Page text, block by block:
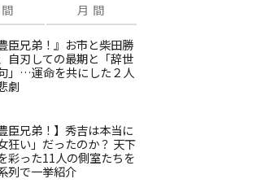
月 間
臣兄弟！』お市と柴田勝
自刃しての最期と「辞世
」…運命を共にした２人
劇
豊臣兄弟！】秀吉は本当に
女狂い」だったのか？ 天下
彩った11人の側室たちを
列で一挙紹介